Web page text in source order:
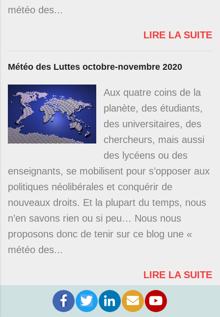
météo des...
LIRE LA SUITE
Météo des Luttes octobre-novembre 2020
Aux quatre coins de la
planète, des étudiants,
des universitaires, des
chercheurs, mais aussi
des lycéens ou des
enseignants, se mobilisent pour s’opposer aux
politiques néolibérales et conquérir de
nouveaux droits. Et la plupart du temps, nous
n’en savons rien ou si peu… Nous nous
proposons donc de tenir sur ce blog une «
météo des...
LIRE LA SUITE